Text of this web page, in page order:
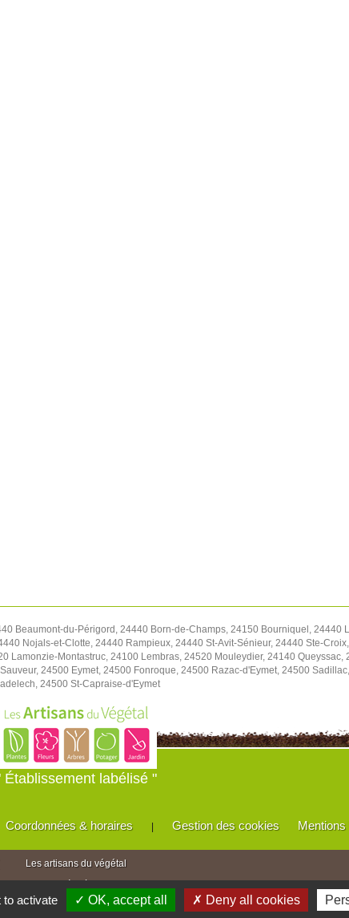
Beaumont-du-Périgord, 24440 Born-de-Champs, 24150 Bourniquel, 24440
Nojals-et-Clotte, 24440 Rampieux, 24440 St-Avit-Sénieur, 24440 Ste-
Lamonzie-Montastruc, 24100 Lembras, 24520 Mouleydier, 24140 Queyssac,
24500 Eymet, 24500 Fonroque, 24500 Razac-d'Eymet, 24500
24500 St-Capraise-d'Eymet
Établissement labélisé "
Coordonnées & horaires | Gestion des cookies Mentions
Les artisans du végétal
Horticulteurs et pépinièristes de France
WEBEnseignes
to activate ✓ OK, accept all ✗ Deny all cookies